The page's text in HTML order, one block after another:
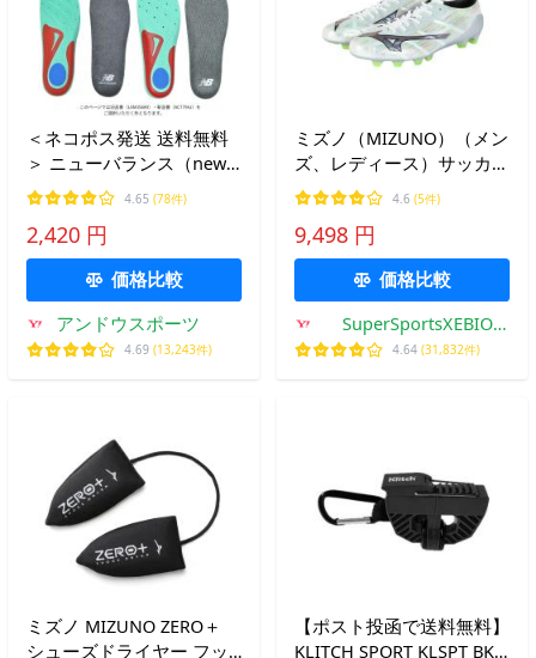
＜ネコポス発送 送料無料
＞ ニューバランス（new
balance） LAM35689
GR マルチSP シューズ
アクセサリー サポーティ
ブ リバウンド インソール
4.65 (78件)
2,420 円
価格比較
アンドウスポーツ
4.69 (13,243件)
ミズノ（MIZUNO）（メン
ズ、レディース）サッカー
スパイク 天然芝/土/人工芝
グラウンド用 サッカーシ
ューズ ミズノアルファII
PRO P1GA256409
4.6 (5件)
9,498 円
価格比較
SuperSportsXEBIO
Yahoo!店
4.64 (31,832件)
ミズノ MIZUNO ZERO＋
シューズドライヤー フッ
【ポスト投函で送料無料】
KLITCH SPORT KLSPT BK